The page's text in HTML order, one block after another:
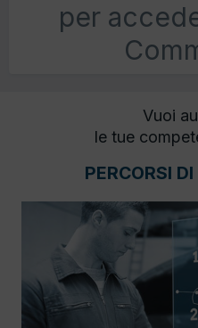
per
Vuoi
le tue
PERCORSI